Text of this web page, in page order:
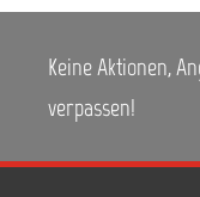
Keine Aktionen,
verpassen!